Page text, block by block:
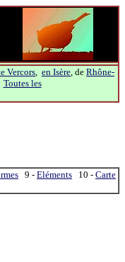
Vercors, en Isère, de Rhône-
Toutes les
9 - Eléments 10 - Carte